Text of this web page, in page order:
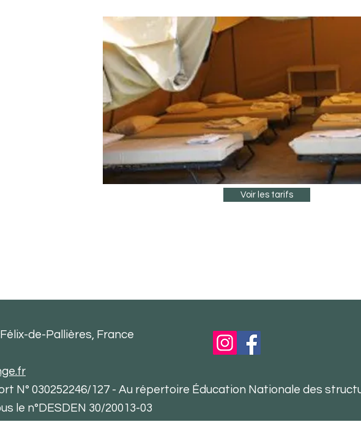
Voir les tarifs
de-Pallières, France
N° 030252246/127 - Au répertoire Éducation Nationale des
le n°DESDEN 30/20013-03